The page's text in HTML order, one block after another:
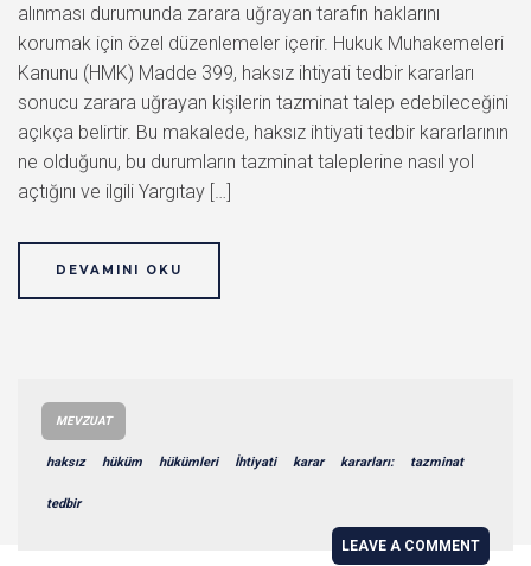
alınması durumunda zarara uğrayan tarafın haklarını
korumak için özel düzenlemeler içerir. Hukuk Muhakemeleri
Kanunu (HMK) Madde 399, haksız ihtiyati tedbir kararları
sonucu zarara uğrayan kişilerin tazminat talep edebileceğini
açıkça belirtir. Bu makalede, haksız ihtiyati tedbir kararlarının
ne olduğunu, bu durumların tazminat taleplerine nasıl yol
açtığını ve ilgili Yargıtay […]
DEVAMINI OKU
MEVZUAT
haksız hüküm hükümleri İhtiyati karar kararları: tazminat
tedbir
LEAVE A COMMENT